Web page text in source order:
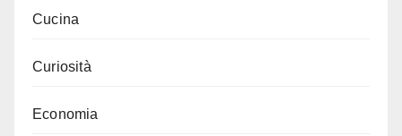
Cucina
Curiosità
Economia